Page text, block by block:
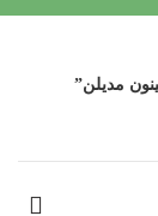
مدیلن”